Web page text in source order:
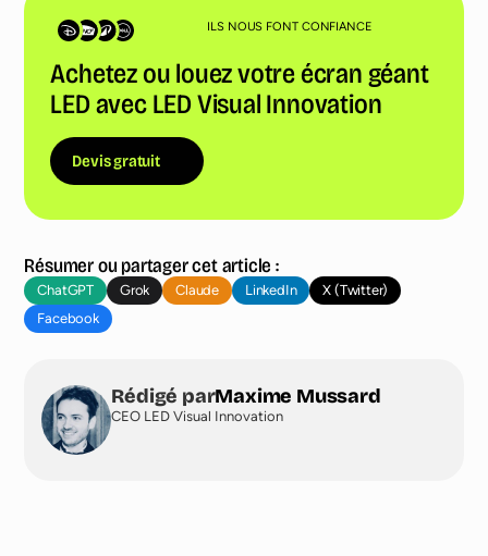
ILS NOUS FONT CONFIANCE
Achetez ou louez votre écran géant
LED avec LED Visual Innovation
Devis gratuit
Résumer ou partager cet article :
ChatGPT Grok Claude LinkedIn
X (Twitter)
Facebook
Rédigé parMaxime Mussard
CEO LED Visual Innovation